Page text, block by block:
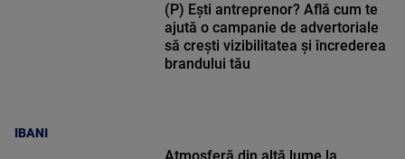
IBANI
(P) Ești antreprenor? Află cum te
ajută o campanie de advertoriale
să crești vizibilitatea și încrederea
brandului tău